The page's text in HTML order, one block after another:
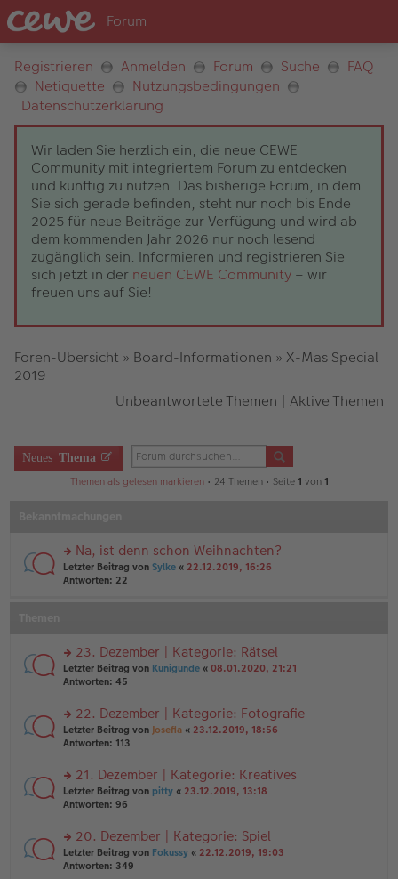
Registrieren Anmelden Forum Suche
FAQ
Netiquette
Nutzungsbedingungen
Datenschutzerklärung
Wir laden Sie herzlich ein, die neue CEWE
Community mit integriertem Forum zu entdecken
und künftig zu nutzen. Das bisherige Forum, in dem
Sie sich gerade befinden, steht nur noch bis Ende
2025 für neue Beiträge zur Verfügung und wird ab
dem kommenden Jahr 2026 nur noch lesend
zugänglich sein. Informieren und registrieren Sie
sich jetzt in der neuen CEWE Community – wir
freuen uns auf Sie!
Foren-Übersicht » Board-Informationen » X-Mas Special
2019
Unbeantwortete Themen | Aktive Themen
Neues Thema
Themen als gelesen markieren• 24 Themen • Seite 1 von 1
rs
te
es
e
n
B
ei
tr
Na, ist denn schon Weihnachten?
Letzter Beitrag von Sylke « 22.12.2019, 16:26
Antworten: 22
rs
te
n
g
el
e
n
er
tr
a
g
23. Dezember | Kategorie: Rätsel
Letzter Beitrag von Kunigunde « 08.01.2020, 21:21
Antworten: 45
rs
te
n
g
el
e
n
er
22. Dezember | Kategorie: Fotografie
Letzter Beitrag von Josefia « 23.12.2019, 18:56
Antworten: 113
rs
te
n
g
el
21. Dezember | Kategorie: Kreatives
Letzter Beitrag von pitty « 23.12.2019, 13:18
Antworten: 96
rs
te
20. Dezember | Kategorie: Spiel
Letzter Beitrag von Fokussy « 22.12.2019, 19:03
Antworten: 349